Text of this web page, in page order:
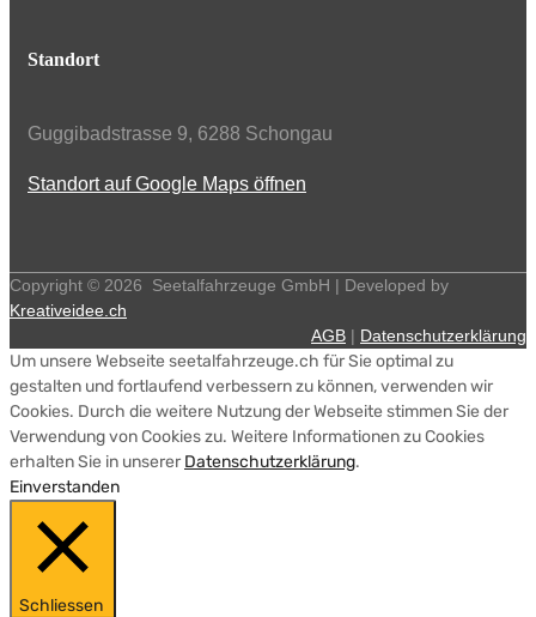
Standort
Guggibadstrasse 9, 6288 Schongau
Standort auf Google Maps öffnen
Copyright © 2026
Seetalfahrzeuge GmbH | Developed by
Kreativeidee.ch
AGB | Datenschutzerklärung
Um unsere Webseite seetalfahrzeuge.ch für Sie optimal zu
gestalten und fortlaufend verbessern zu können, verwenden wir
Cookies. Durch die weitere Nutzung der Webseite stimmen Sie der
Verwendung von Cookies zu. Weitere Informationen zu Cookies
erhalten Sie in unserer Datenschutzerklärung.
Einverstanden
Schliessen